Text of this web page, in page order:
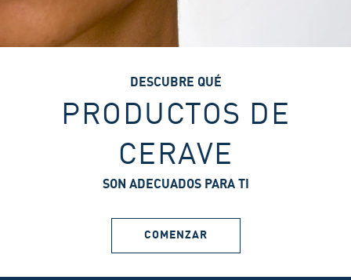
DESCUBRE QUÉ
PRODUCTOS DE
CERAVE
SON ADECUADOS PARA TI
COMENZAR